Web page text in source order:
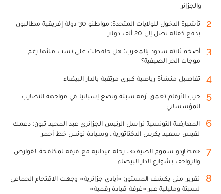
والجزائر
2
تأشيرة الدخول للولايات المتحدة: مواطنو 30 دولة إفريقية مطالبون
بدفع كفالة تصل إلى 20 ألف دولار
3
أضخم ثلاثة سدود بالمغرب: هل حافظت على نسب ملئها رغم
موجات الحر الصيفية؟
4 تفاصيل منشأة رياضية كبرى مرتقبة بالدار البيضاء
5
حرب الأرقام تعمق أزمة سبتة وتضع إسبانيا في مواجهة التضارب
المؤسساتي
6
المعارضة التونسية تراسل الرئيس الجزائري عبد المجيد تبون: دعمك
لقيس سعيد يكرس الدكتاتورية.. وسيادة تونس خط أحمر
7
«مطارِدو سموم الصيف».. رحلة ميدانية مع فرقة لمكافحة القوارض
والزواحف بشوارع الدار البيضاء
8
تقرير أمني يكشف المستور: «أيادي جزائرية» وجهت الاقتحام الجماعي
لسبتة ومليلية عبر «غرفة قيادة رقمية»